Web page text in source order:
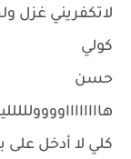
لاتكفريني غزل
كولي
حسن
كلي لا أدخل